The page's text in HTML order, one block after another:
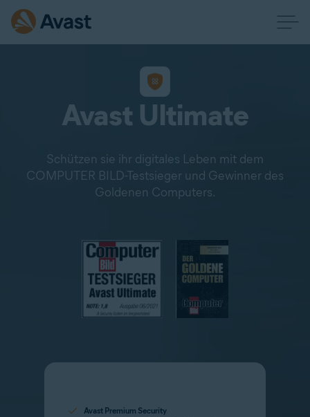
Avast Ultimate
Schützen sie ihr digitales Leben mit dem
COMPUTER BILD-Testsieger und Gewinner des
Goldenen Computers.
Avast Premium Security